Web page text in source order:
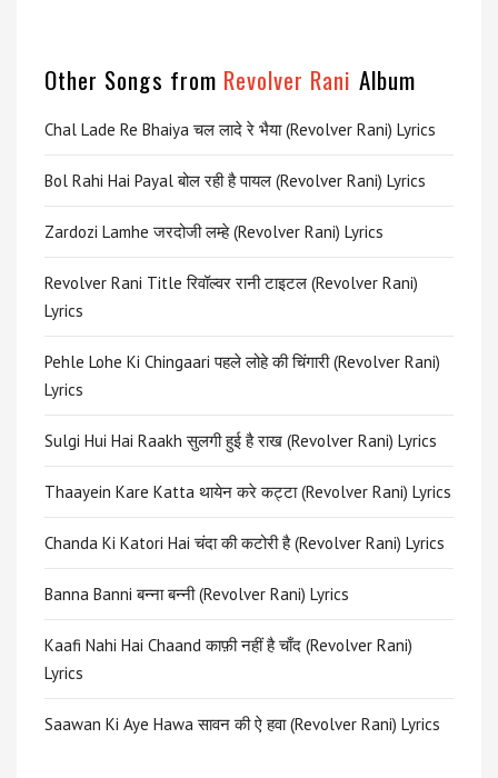
Other Songs from Revolver Rani Album
Chal Lade Re Bhaiya चल लादे रे भैया (Revolver Rani) Lyrics
Bol Rahi Hai Payal बोल रही है पायल (Revolver Rani) Lyrics
Zardozi Lamhe जरदोजी लम्हे (Revolver Rani) Lyrics
Revolver Rani Title रिवॉल्वर रानी टाइटल (Revolver Rani)
Lyrics
Pehle Lohe Ki Chingaari पहले लोहे की चिंगारी (Revolver Rani)
Lyrics
Sulgi Hui Hai Raakh सुलगी हुई है राख (Revolver Rani) Lyrics
Thaayein Kare Katta थायेन करे कट्टा (Revolver Rani) Lyrics
Chanda Ki Katori Hai चंदा की कटोरी है (Revolver Rani) Lyrics
Banna Banni बन्ना बन्नी (Revolver Rani) Lyrics
Kaafi Nahi Hai Chaand काफ़ी नहीं है चाँद (Revolver Rani)
Lyrics
Saawan Ki Aye Hawa सावन की ऐ हवा (Revolver Rani) Lyrics